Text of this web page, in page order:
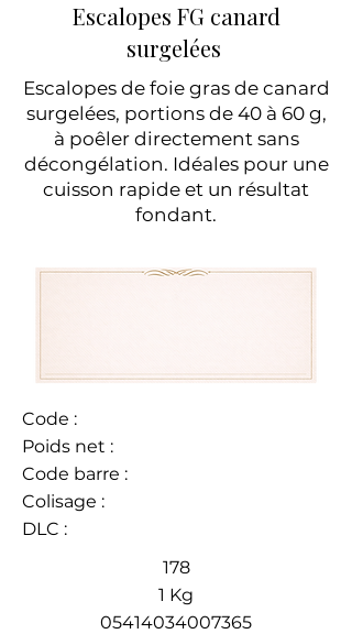
Escalopes FG canard
surgelées
Escalopes de foie gras de canard
surgelées, portions de 40 à 60 g,
à poêler directement sans
décongélation. Idéales pour une
cuisson rapide et un résultat
fondant.
Code :
Poids net :
Code barre :
Colisage :
DLC :
178
1 Kg
05414034007365